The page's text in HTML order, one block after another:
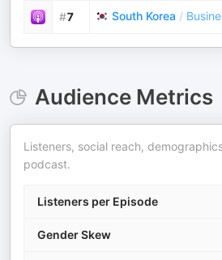
#7 South Korea /
Audience Metrics
Listeners, social reach,
podcast.
Listeners per Episode
Gender Skew